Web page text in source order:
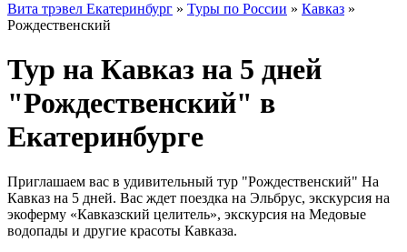
Вита трэвел Екатеринбург » Туры по России » Кавказ »
Рождественский
Тур на Кавказ на 5 дней
"Рождественский" в
Екатеринбурге
Приглашаем вас в удивительный тур "Рождественский" На
Кавказ на 5 дней. Вас ждет поездка на Эльбрус, экскурсия на
экоферму «Кавказский целитель», экскурсия на Медовые
водопады и другие красоты Кавказа.